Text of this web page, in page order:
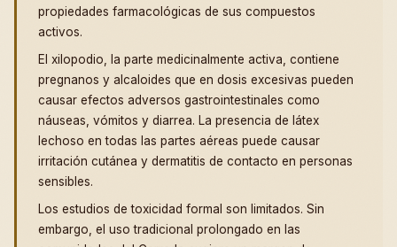
propiedades farmacológicas de sus compuestos
activos.
El xilopodio, la parte medicinalmente activa, contiene
pregnanos y alcaloides que en dosis excesivas pueden
causar efectos adversos gastrointestinales como
náuseas, vómitos y diarrea. La presencia de látex
lechoso en todas las partes aéreas puede causar
irritación cutánea y dermatitis de contacto en personas
sensibles.
Los estudios de toxicidad formal son limitados. Sin
embargo, el uso tradicional prolongado en las